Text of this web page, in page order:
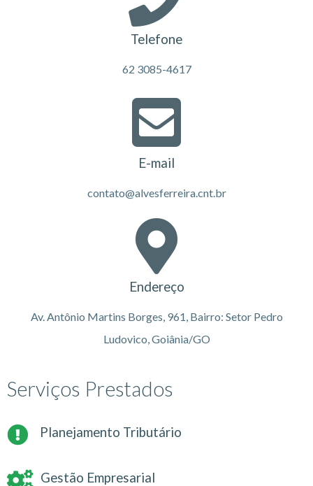
Telefone
62 3085-4617
E-mail
contato@alvesferreira.cnt.br
Endereço
Av. Antônio Martins Borges, 961, Bairro: Setor Pedro
Ludovico, Goiânia/GO
Serviços Prestados
Planejamento Tributário
Gestão Empresarial